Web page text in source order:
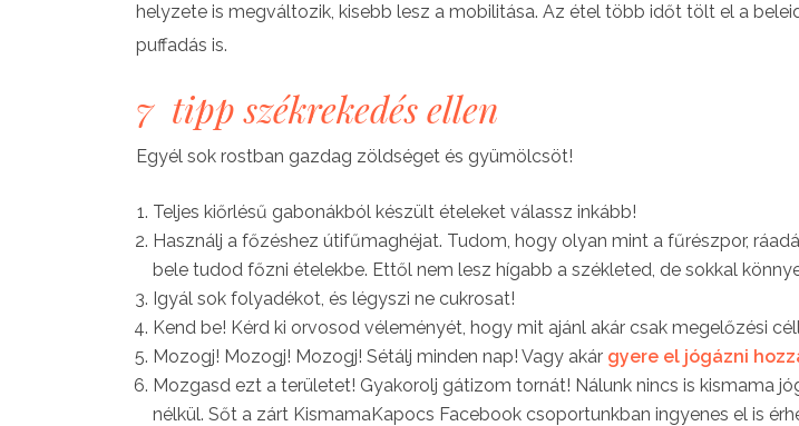
helyzete is megváltozik, kisebb lesz a mobilitása. Az étel több időt tölt el a
puffadás is.
7 tipp székrekedés ellen
Egyél sok rostban gazdag zöldséget és gyümölcsöt!
Teljes kiőrlésű gabonákból készült ételeket válassz inkább!
Használj a főzéshez útifűmaghéjat. Tudom, hogy olyan mint a fűrészpor,
bele tudod főzni ételekbe. Ettől nem lesz hígabb a székleted, de sokkal
Igyál sok folyadékot, és légyszi ne cukrosat!
Kend be! Kérd ki orvosod véleményét, hogy mit ajánl akár csak megelőzési
Mozogj! Mozogj! Mozogj! Sétálj minden nap! Vagy akár gyere el jógázni
Mozgasd ezt a területet! Gyakorolj gátizom tornát! Nálunk nincs is kismama
nélkül. Sőt a zárt KismamaKapocs Facebook csoportunkban ingyenes el is